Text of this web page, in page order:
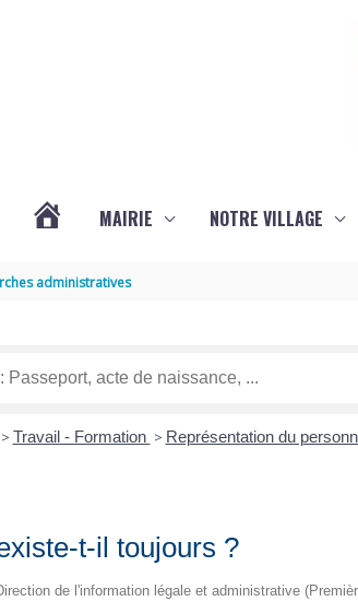
MARSILLY
MAIRIE NOTRE VILLAGE
administratives
> Travail - Formation > Représentation du
t-il toujours ?
de l'information légale et administrative